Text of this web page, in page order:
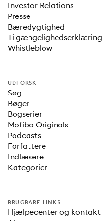
Investor Relations
Presse
Bæredygtighed
Tilgængelighedserklæring
Whistleblow
UDFORSK
Søg
Bøger
Bogserier
Mofibo Originals
Podcasts
Forfattere
Indlæsere
Kategorier
BRUGBARE LINKS
Hjælpecenter og kontakt